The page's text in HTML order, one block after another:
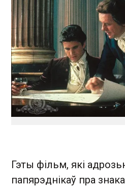
Гэты фільм, які
папярэднікаў пра